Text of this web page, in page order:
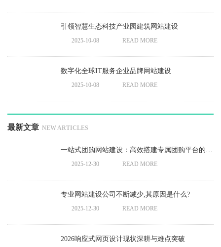
引领智慧生态科技产业园建筑网站建设
2025-10-08 READ MORE
数字化全球IT服务企业品牌网站建设
2025-10-08 READ MORE
最新文章 NEW ARTICLES
一站式团购网站建设：高效搭建专属团购平台的完整方案
2025-12-30 READ MORE
专业网站建设公司不断减少,其原因是什么?
2025-12-30 READ MORE
2026响应式网页设计现状深耕与难点突破